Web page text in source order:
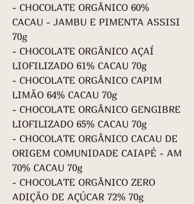
- CHOCOLATE ORGÂNICO 60%
CACAU - JAMBU E PIMENTA ASSISI
70g
- CHOCOLATE ORGÂNICO AÇAÍ
LIOFILIZADO 61% CACAU 70g
- CHOCOLATE ORGÂNICO CAPIM
LIMÃO 64% CACAU 70g
- CHOCOLATE ORGÂNICO GENGIBRE
LIOFILIZADO 65% CACAU 70g
- CHOCOLATE ORGÂNICO CACAU DE
ORIGEM COMUNIDADE CAIAPÉ - AM
70% CACAU 70g
- CHOCOLATE ORGÂNICO ZERO
ADIÇÃO DE AÇÚCAR 72% 70g